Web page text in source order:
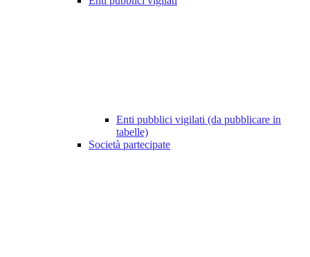
Enti pubblici vigilati (da pubblicare in
tabelle)
Società partecipate